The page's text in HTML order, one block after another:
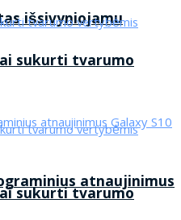
išsivyniojamu
sukurti tvarumo
sukurti tvarumo
atnaujinimus